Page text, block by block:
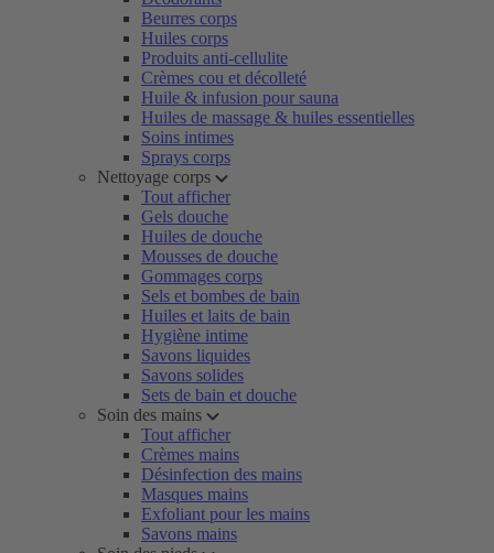
Beurres corps
Huiles corps
Produits anti-cellulite
Crèmes cou et décolleté
Huile & infusion pour sauna
Huiles de massage & huiles essentielles
Soins intimes
Sprays corps
Nettoyage corps
Tout afficher
Gels douche
Huiles de douche
Mousses de douche
Gommages corps
Sels et bombes de bain
Huiles et laits de bain
Hygiène intime
Savons liquides
Savons solides
Sets de bain et douche
Soin des mains
Tout afficher
Crèmes mains
Désinfection des mains
Masques mains
Exfoliant pour les mains
Savons mains